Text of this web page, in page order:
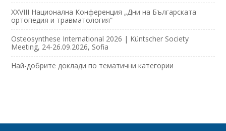
XXVIII Национална Конференция „Дни на Българската
ортопедия и травматология“
Osteosynthese International 2026 | Küntscher Society
Meeting, 24-26.09.2026, Sofia
Най-добрите доклади по тематични категории